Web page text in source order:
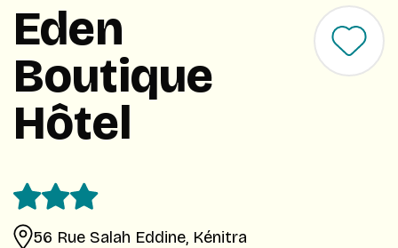
Eden
Boutique
Hôtel
56 Rue Salah Eddine, Kénitra